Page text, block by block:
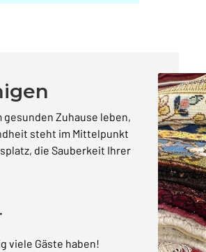
gesunden Zuhause leben,
steht im Mittelpunkt
die Sauberkeit Ihrer
viele Gäste haben!